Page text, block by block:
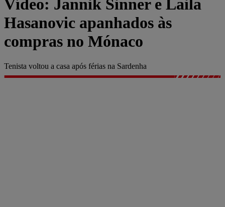
Vídeo: Jannik Sinner e Laila
Hasanovic apanhados às
compras no Mónaco
Tenista voltou a casa após férias na Sardenha